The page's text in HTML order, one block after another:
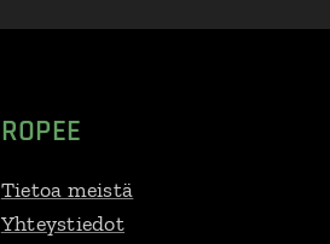
ROPEE
Tietoa meistä
Yhteystiedot